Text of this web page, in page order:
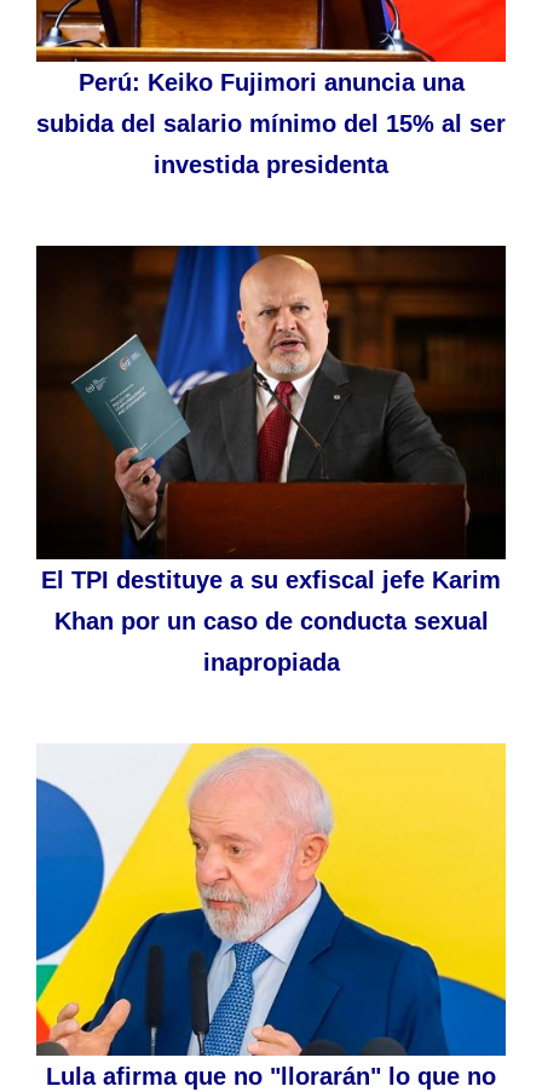
Perú: Keiko Fujimori anuncia una
subida del salario mínimo del 15% al ser
investida presidenta
El TPI destituye a su exfiscal jefe Karim
Khan por un caso de conducta sexual
inapropiada
Lula afirma que no "llorarán" lo que no